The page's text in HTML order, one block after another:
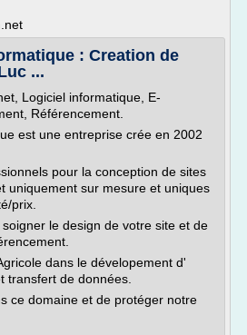
: Creation de
...
Logiciel informatique, E-
Référencement.
est une entreprise crée en 2002
pour la conception de sites
uniquement sur mesure et uniques
prix.
le design de votre site et de
dans le dévelopement d'
transfert de données.
ce domaine et de protéger notre